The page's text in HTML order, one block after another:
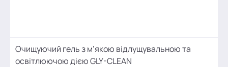
Очищуючий гель з м’якою відлущувальною та
освітлюючою дією GLY-CLEAN